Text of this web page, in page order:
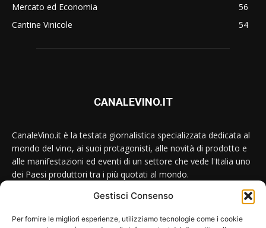
Gestisci Consenso
Per fornire le migliori esperienze, utilizziamo tecnologie come i cookie
Mercato ed Economia
56
Cantine Vinicole
54
CANALEVINO.IT
CanaleVino.it è la testata giornalistica specializzata dedicata al
mondo del vino, ai suoi protagonisti, alle novità di prodotto e
alle manifestazioni ed eventi di un settore che vede l'Italia uno
dei Paesi produttori tra i più quotati al mondo.
redazione@canalevino.it